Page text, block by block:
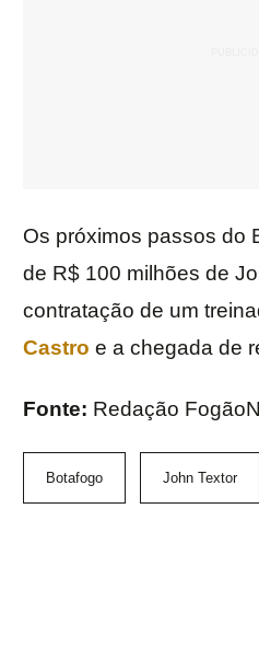
Os próximos passos do
de R$ 100 milhões de
contratação de um
Castro e a chegada de
Fonte: Redação
Botafogo John Textor